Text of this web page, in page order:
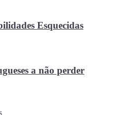
Esquecidas
a não perder